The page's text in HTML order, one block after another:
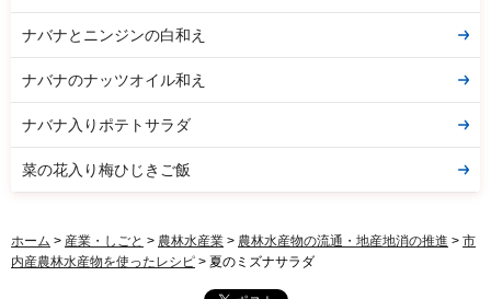
ナバナとニンジンの白和え
ナバナのナッツオイル和え
ナバナ入りポテトサラダ
菜の花入り梅ひじきご飯
ホーム > 産業・しごと > 農林水産業 > 農林水産物の流通・地産地消の推進 > 市
内産農林水産物を使ったレシピ > 夏のミズナサラダ